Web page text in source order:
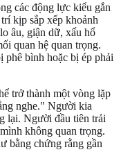
các động lực kiểu gắn
kịp sắp xếp khoảnh
âu, giận dữ, xấu hổ
quan hệ quan trọng.
phê bình hoặc bị ép phải
trở thành một vòng lặp
nghe." Người kia
lại. Người đầu tiên trải
không quan trọng.
bằng chứng rằng gần